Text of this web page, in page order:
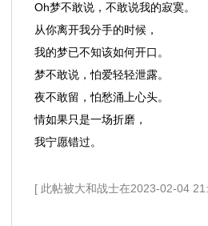
Oh梦不敢说，不敢说我的寂寞。
从你离开我分手的时候，
我的梦已不知该如何开口。
梦不敢说，怕爱轻轻泄露。
夜不敢留，怕愁涌上心头。
情如果只是一场折磨，
我宁愿错过。
[ 此帖被大和战士在2023-02-04